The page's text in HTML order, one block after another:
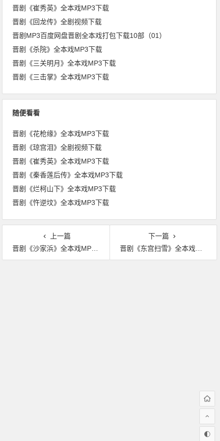
晋剧《崔秀英》全本戏MP3下载
晋剧《回龙传》全剧视频下载
晋剧MP3百度网盘晋剧全本戏打包下载10部（01）
晋剧《杀院》全本戏MP3下载
晋剧《三关明月》全本戏MP3下载
晋剧《三击掌》全本戏MP3下载
随便看看
晋剧《花枪缘》全本戏MP3下载
晋剧《琼宫泪》全剧视频下载
晋剧《崔秀英》全本戏MP3下载
晋剧《秦香莲后传》全本戏MP3下载
晋剧《烂柯山下》全本戏MP3下载
晋剧《忤逆坟》全本戏MP3下载
上一篇
晋剧《沙家浜》全本戏MP3下载
下一篇
晋剧《东宫扫雪》全本戏MP3下载